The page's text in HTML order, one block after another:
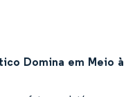
Domina em Meio à